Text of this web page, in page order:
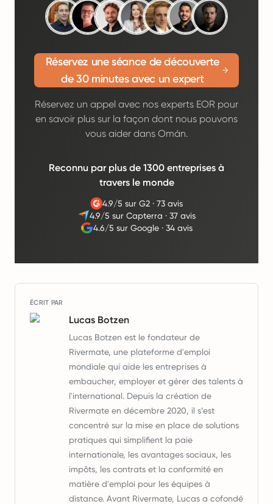
Réservez une séance de découverte
de 30 minutes avec un expert
Réservez un appel avec nos experts EOR pour
en savoir plus sur la façon dont nous pouvons
vous aider dans Omán.
Reconnu par plus de 1300 entreprises à
travers le monde
4.9/5 sur G2 ·73 avis
4.9/5 sur Capterra ·37 avis
4.6/5 sur Google· 34 avis
ÉCRIT PAR
Lucas Botzen
Lucas Botzen est le fondateur de
Rivermate, une plateforme d'emploi
mondiale qui aide les entreprises à
embaucher, employer et gérer des talents à
l'international. Depuis la création de
Rivermate en décembre 2020, il s’est
concentré sur la mise en place de solutions
pratiques qui simplifient la paie
internationale, les avantages sociaux, les
impôts, les contrats et la conformité en
matière d'emploi pour les équipes à
distance. Avant Rivermate, Lucas a cofondé